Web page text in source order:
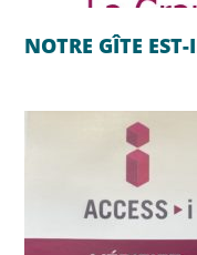
NOTRE GÎTE EST-